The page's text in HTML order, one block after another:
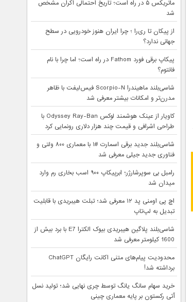
ماتریکس ۵ در راه است؛ تاریخ احتمالی اکران مشخص
شد
از پیکان تا ری‌را ؛ چرا ایران هنوز خودرویی در سطح
جهانی ندارد؟
پیکاپ برقی فورد Fathom در راه است؛ اما چرا با نام
فانتوم؟
شاسی‌بلند ماهیندرا Scorpio-N فیس‌لیفت با ظاهر
مدرن‌تر و امکانات بیشتر معرفی شد
کاویار از عینک هوشمند لوکس Odyssey Ray-Ban با
طراحی اشرافی و قیمت چند هزار دلاری رونمایی کرد
شاسی‌بلند جدید برقی اسمارت #۱ با معماری ۸۰۰ ولتی و
فناوری جدید جیلی معرفی شد
رامبل بی سوپرشارژر؛ ابرپیکاپ ۹۰۰ اسب بخاری رم وارد
میدان شد
اچ پی اومنی پد ۱۲ معرفی شد؛ تبلت هیبریدی با قابلیت
تبدیل به لپ‌تاپ
شاسی‌بلند پلاگین هیبریدی بیوک الکترا E7 با برد بیش از
1600 کیلومتر معرفی شد
محدودیت پیام‌های متنی اکانت رایگان ChatGPT
برداشته شد!
خرید سهام سانگ‌ یانگ توسط چری نهایی شد؛ تولید نسل
آتی رکستون بر پایه معماری چینی